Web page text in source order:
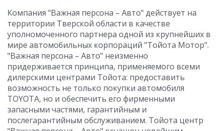
Компания "Важная персона – Авто" действует на
территории Тверской области в качестве
уполномоченного партнера одной из крупнейших в
мире автомобильных корпораций "Тойота Мотор".
"Важная персона – Авто" неизменно
придерживается принципа, применяемого всеми
дилерскими центрами Тойота: предоставить
возможность не только покупки автомобиля
ТОYОТА, но и обеспечить его фирменными
запасными частями, гарантийным и
послегарантийным обслуживанием. Тойота центр